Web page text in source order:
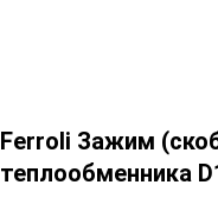
Ferroli Зажим
теплообменника